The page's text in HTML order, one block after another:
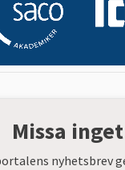
Missa inget
nyhetsbrev